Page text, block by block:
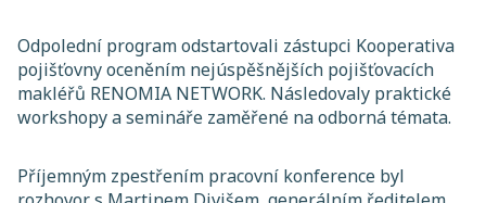
Odpolední program odstartovali zástupci Kooperativa
pojišťovny oceněním nejúspěšnějších pojišťovacích
makléřů RENOMIA NETWORK. Následovaly praktické
workshopy a semináře zaměřené na odborná témata.
Příjemným zpestřením pracovní konference byl